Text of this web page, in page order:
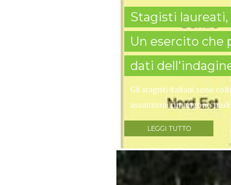
Stagisti laureati,
Un esercito che
dati
Gli stagisti italiani sono
assunzioni rimangono
LEGGI TUTTO